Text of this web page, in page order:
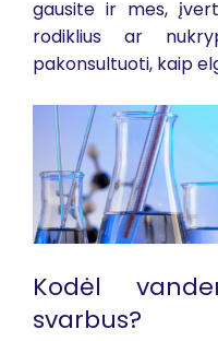
gausite ir mes,
rodiklius ar
pakonsultuoti, kaip
Kodėl
svarbus?